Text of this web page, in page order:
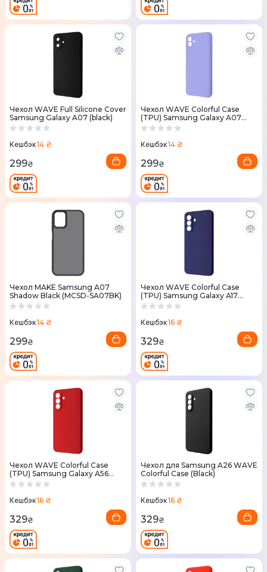
Чехол WAVE Full Silicone Cover
Samsung Galaxy A07 (black)
Кешбэк14 ₴
299₴
Чехол WAVE Colorful Case
(TPU) Samsung Galaxy A07
(light purple)
Кешбэк14 ₴
299₴
Чехол MAKE Samsung A07
Shadow Black (MCSD-SA07BK)
Кешбэк14 ₴
299₴
Чехол WAVE Colorful Case
(TPU) Samsung Galaxy A17
(Blue)
Кешбэк16 ₴
329₴
Чехол WAVE Colorful Case
(TPU) Samsung Galaxy A56
(Red)
Кешбэк16 ₴
329₴
Чехол для Samsung A26 WAVE
Colorful Case (Black)
Кешбэк16 ₴
329₴